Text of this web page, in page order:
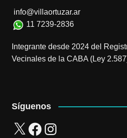
info@villaortuzar.ar
11 7239-2836
Integrante desde 2024 del
Vecinales de la CABA (Ley
Síguenos
X FacebookInstagram